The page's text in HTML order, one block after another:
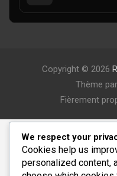
Copyright © 2026
Thème
Fièrement
We respect your
Cookies help us
personalized content,